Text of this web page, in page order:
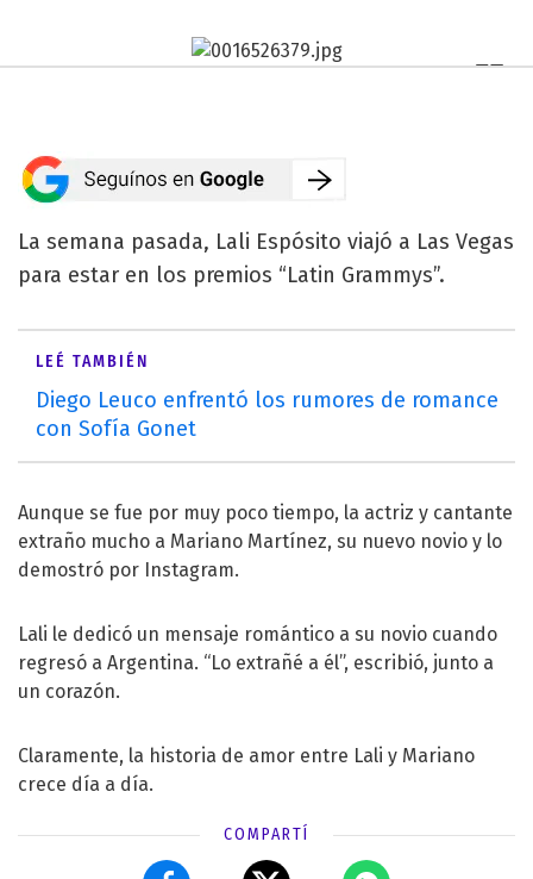
La semana pasada, Lali Espósito viajó a Las Vegas
para estar en los premios “Latin Grammys”.
LEÉ TAMBIÉN
Diego Leuco enfrentó los rumores de romance
con Sofía Gonet
Aunque se fue por muy poco tiempo, la actriz y cantante
extraño mucho a Mariano Martínez, su nuevo novio y lo
demostró por Instagram.
Lali le dedicó un mensaje romántico a su novio cuando
regresó a Argentina. “Lo extrañé a él”, escribió, junto a
un corazón.
Claramente, la historia de amor entre Lali y Mariano
crece día a día.
COMPARTÍ